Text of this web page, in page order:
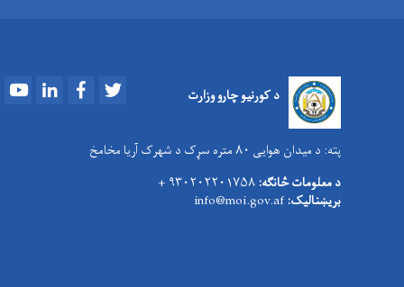
د کورنیو چارو وزارت YoutubeLinkedInFacebook
پته: د میدان هوایی ۸۰ متره سړک د شهرک آریا مخامخ
د معلومات څانګه: ۹۳۰۲۰۲۲۰۱۷۵۸ +
بریښنالیک: info@moi.gov.af